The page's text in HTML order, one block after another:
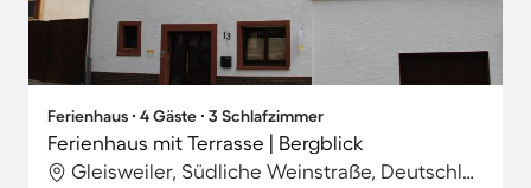
Ferienhaus ∙ 4 Gäste ∙ 3 Schlafzimmer
Ferienhaus mit Terrasse | Bergblick
Gleisweiler, Südliche Weinstraße, Deutschland